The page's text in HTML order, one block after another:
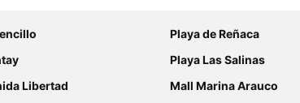
Playa de Reñaca
Playa Las Salinas
Libertad
Mall Marina Arauco